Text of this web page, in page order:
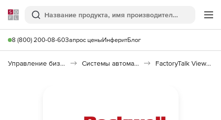
Softline
Поиск
8 (800) 200-08-60Запрос ценыИнферитБлог
Управление бизнесом, CRM/ERP Системы автоматизации FactoryTalk View Machine Edition